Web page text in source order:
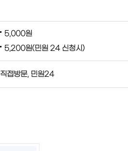
5,000원
5,200원(민원 24 신청시)
직접방문, 민원24